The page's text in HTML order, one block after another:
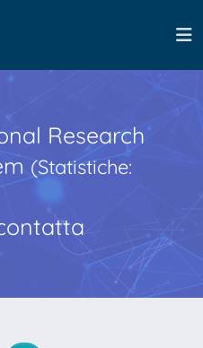
Research
(Statistiche: